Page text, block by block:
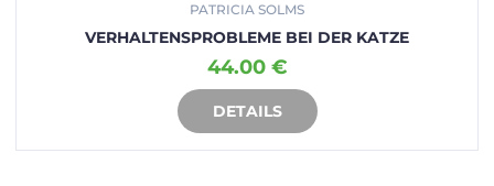
PATRICIA SOLMS
VERHALTENSPROBLEME BEI DER KATZE
44.00 €
DETAILS
IN DEN WARENKORB